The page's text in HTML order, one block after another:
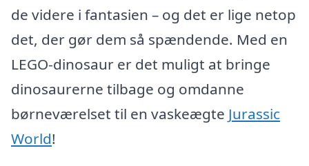
de videre i fantasien – og det er lige netop
det, der gør dem så spændende. Med en
LEGO-dinosaur er det muligt at bringe
dinosaurerne tilbage og omdanne
børneværelset til en vaskeægte Jurassic
World!